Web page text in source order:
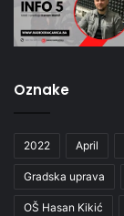
Oznake
2022 April
Gradska uprava
OŠ Hasan Kikić